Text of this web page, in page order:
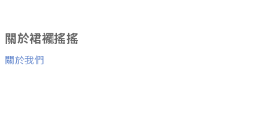
關於裙襬搖搖
關於我們